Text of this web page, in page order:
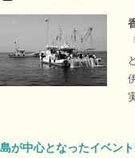
島が中心となったイベン